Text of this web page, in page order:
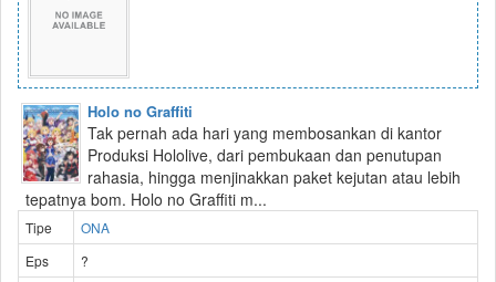
Holo no Graffiti
Tak pernah ada hari yang membosankan di kantor
Produksi Hololive, dari pembukaan dan penutupan
rahasia, hingga menjinakkan paket kejutan atau lebih
tepatnya bom. Holo no Graffiti m...
Tipe
ONA
Eps
?